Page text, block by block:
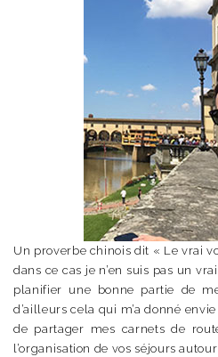
Un proverbe chinois dit « Le vrai
dans ce cas je n’en suis pas un
planifier une bonne partie de
d’ailleurs cela qui m’a donné
de partager mes carnets de
l’organisation de vos séjours